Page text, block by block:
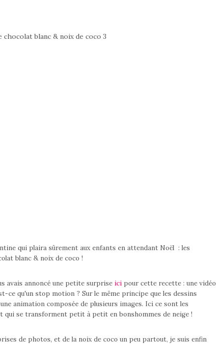
qui plaira sûrement aux enfants en attendant Noël : les
blanc & noix de coco !
avais annoncé une petite surprise ici pour cette recette : une vidéo
ce qu'un stop motion ? Sur le même principe que les dessins
animation composée de plusieurs images. Ici ce sont les
qui se transforment petit à petit en bonshommes de neige !
de photos, et de la noix de coco un peu partout, je suis enfin